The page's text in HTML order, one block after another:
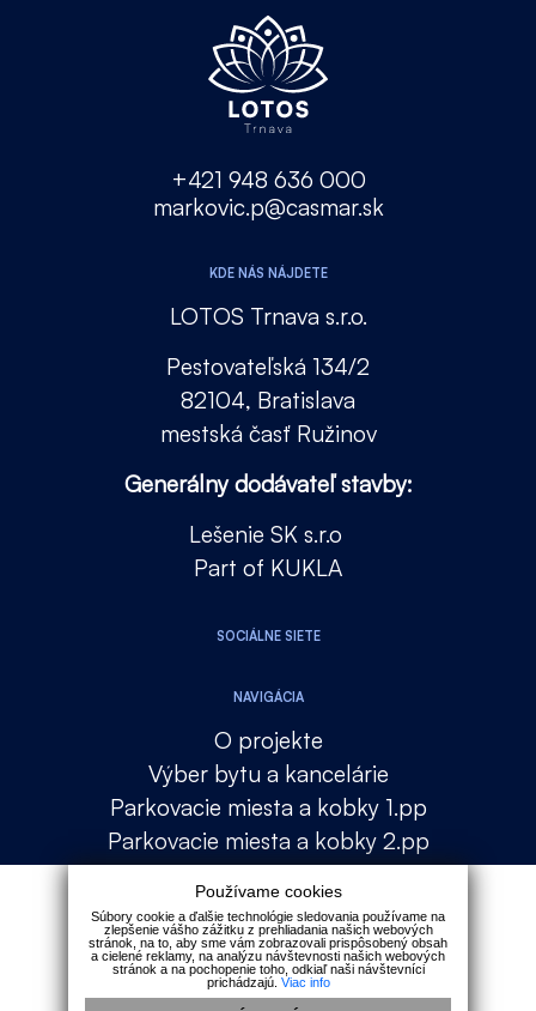
+421 948 636 000
markovic.p@casmar.sk
KDE NÁS NÁJDETE
LOTOS Trnava s.r.o.
Pestovateľská 134/2
82104, Bratislava
mestská časť Ružinov
Generálny dodávateľ stavby:
Lešenie SK s.r.o
Part of KUKLA
SOCIÁLNE SIETE
NAVIGÁCIA
O projekte
Výber bytu a kancelárie
Parkovacie miesta a kobky 1.pp
Parkovacie miesta a kobky 2.pp
Lokalita
Financovanie
Galéria
Kontakt
Používame cookies
Súbory cookie a ďalšie technológie sledovania používame na
zlepšenie vášho zážitku z prehliadania našich webových
stránok, na to, aby sme vám zobrazovali prispôsobený obsah
a cielené reklamy, na analýzu návštevnosti našich webových
stránok a na pochopenie toho, odkiaľ naši návštevníci
prichádzajú. Viac info